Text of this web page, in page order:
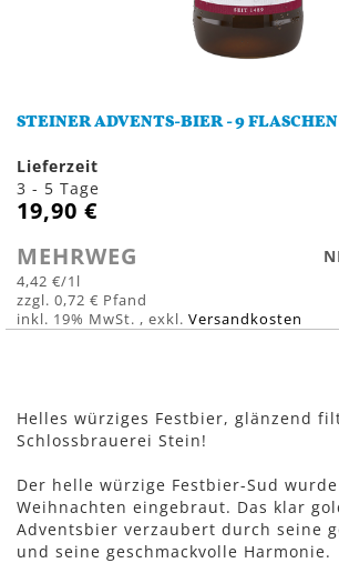
STEINER ADVENTS-BIER - 9 FLASCHEN
Lieferzeit
3 - 5 Tage
19,90 €
MEHRWEG
4,42 €/1l
0,72 €
inkl. 19% MwSt. , exkl. Versandkosten
Helles würziges Festbier, glänzend
Schlossbrauerei Stein!
Der helle würzige Festbier-Sud
Weihnachten eingebraut. Das klar
Adventsbier verzaubert durch seine
und seine geschmackvolle Harmonie.
der
springen